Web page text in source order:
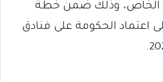
الخاص، وذلك ضمن خطة
اعتماد الحكومة على فنادق